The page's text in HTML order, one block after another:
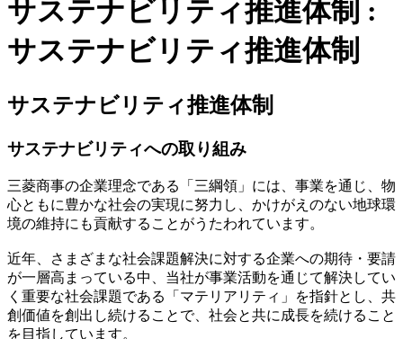
サステナビリティ推進体制 :
サステナビリティ推進体制
サステナビリティ推進体制
サステナビリティへの取り組み
三菱商事の企業理念である「三綱領」には、事業を通じ、物
心ともに豊かな社会の実現に努力し、かけがえのない地球環
境の維持にも貢献することがうたわれています。
近年、さまざまな社会課題解決に対する企業への期待・要請
が一層高まっている中、当社が事業活動を通じて解決してい
く重要な社会課題である「マテリアリティ」を指針とし、共
創価値を創出し続けることで、社会と共に成長を続けること
を目指しています。